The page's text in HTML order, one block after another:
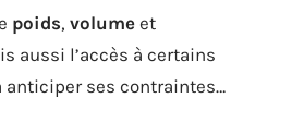
poids, volume et
aussi l’accès à certains
anticiper ses contraintes…